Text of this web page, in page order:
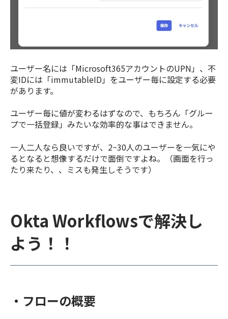
ユーザー名には「Microsoft365アカウントのUPN」、不
変IDには「immutableID」をユーザー毎に設定する必要
があります。
ユーザー毎に値が変わるはずなので、もちろん「グルー
プで一括登録」みたいな効率的な事はできません。
一人二人なら良いですが、2~30人のユーザーを一気にや
るとなると想像するだけで面倒ですよね。（画面を行っ
たり来たり、、ミスも発生しそうです）
Okta Workflowsで解決し
よう！！
・フローの概要